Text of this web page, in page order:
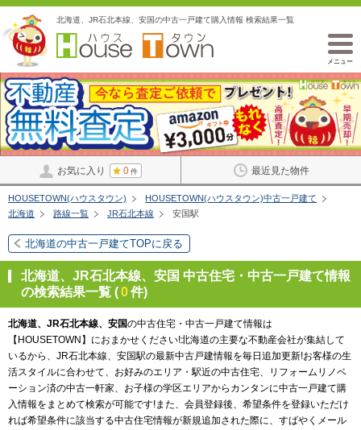
北海道、JR石北本線、安国の中古一戸建て購入情報 検索結果一覧
メニュー
お気に入り 0 件 最近見た物件
HOUSETOWN(ハウスタウン)
HOUSETOWN(ハウスタウン)中古一戸建て
北海道
路線一覧 JR石北本線 安国駅
北海道の中古一戸建てTOPに戻る
北海道、JR石北本線、安国 中古住宅・中古一戸建て情報
の検索結果一覧 (0件)
北海道、JR石北本線、安国の中古住宅・中古一戸建て情報は
【HOUSETOWN】におまかせください!北海道の主要な不動産会社が集結して
いるから、JR石北本線、安国駅の最新中古戸建情報を毎日追加更新!お客様の生
活スタイルに合わせて、お好みのエリア・駅近の中古住宅、リフォームリノベ
ーション済の中古一軒家、お子様の学区エリアからカンタンに中古一戸建て購
入情報をまとめて検索が可能です!また、会員登録後、希望条件を登録いただけ
れば希望条件に該当する中古住宅情報が新規追加された際に、すばやくメール